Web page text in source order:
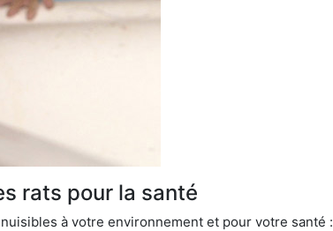
rats pour la santé
à votre environnement et pour votre santé :